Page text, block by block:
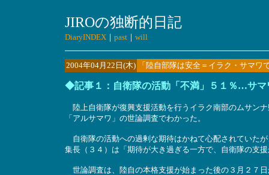
JIROの独断的日記
DiaryINDEX｜ past｜ will
2004年04月22日(木) 「陸自部隊は安全＝イラク・サマ
◆記事１：自衛隊の活動「不満」５１％…サマ
陸上自衛隊が復興支援活動を行うイラク南部のムサン
「アルサマワ」の世論調査でわかった。
自衛隊の活動への過剰な期待はかねて心配されていた
集長（３４）は「期待が大き過ぎる一方で、自衛隊の支
世論調査は、陸自の本格支援が始まった後の３月２７